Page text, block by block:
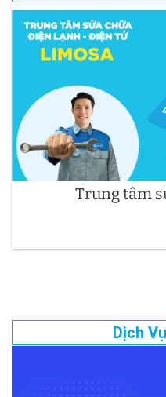
Trung tâm
Dịch